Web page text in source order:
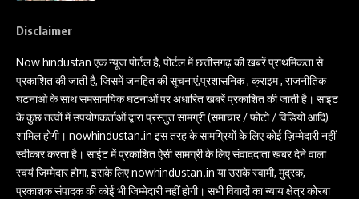
Disclaimer
Now hindustan एक न्यूज पोर्टल है, पोर्टल में छत्तीसगढ़ की खबरें प्राथमिकता से
प्रकाशित की जाती है, जिसमें जनहित की सूचनाएं,प्रशासनिक , क्राइम , राजनीतिक
घटनाओ के साथ समसामयिक घटनाओं पर अधारित खबरें प्रकाशित की जाती है। साइट
के कुछ तत्वों में उपयोगकर्ताओं द्वारा प्रस्तुत सामग्री (समाचार / फोटो / विडियो आदि)
शामिल होगी। nowhindustan.in इस तरह के सामग्रियों के लिए कोई ज़िम्मेदारी नहीं
स्वीकार करता है। साईट में प्रकाशित ऐसी सामग्री के लिए संवाददाता खबर देने वाला
स्वयं जिम्मेदार होगा, इसके लिए nowhindustan.in या उसके स्वामी, मुद्रक,
प्रकाशक संपादक की कोई भी जिम्मेदारी नहीं होगी। सभी विवादों का न्याय क्षेत्र कोरबा